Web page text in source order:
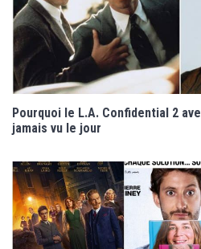
Pourquoi le L.A. Confidential 2
jamais vu le jour